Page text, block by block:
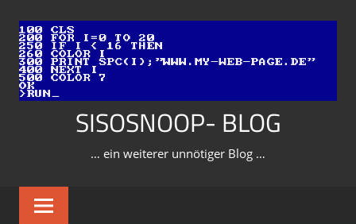
Inhalt
springen
SISOSNOOP- BLOG
… ein weiterer unnötiger Blog …